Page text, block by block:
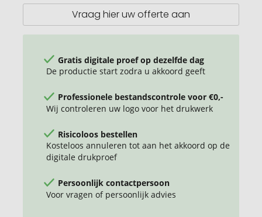
Vraag hier uw offerte aan
Gratis digitale proef op dezelfde dag
De productie start zodra u akkoord geeft
Professionele bestandscontrole voor €0,-
Wij controleren uw logo voor het drukwerk
Risicoloos bestellen
Kosteloos annuleren tot aan het akkoord op de
digitale drukproef
Persoonlijk contactpersoon
Voor vragen of persoonlijk advies